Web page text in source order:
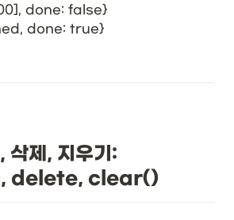
done: false}
done: true}
삭제, 지우기:
delete, clear()